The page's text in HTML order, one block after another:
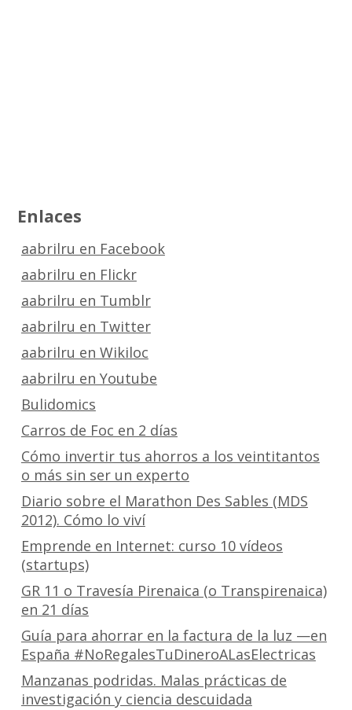
Enlaces
aabrilru en Facebook
aabrilru en Flickr
aabrilru en Tumblr
aabrilru en Twitter
aabrilru en Wikiloc
aabrilru en Youtube
Bulidomics
Carros de Foc en 2 días
Cómo invertir tus ahorros a los veintitantos
o más sin ser un experto
Diario sobre el Marathon Des Sables (MDS
2012). Cómo lo viví
Emprende en Internet: curso 10 vídeos
(startups)
GR 11 o Travesía Pirenaica (o Transpirenaica)
en 21 días
Guía para ahorrar en la factura de la luz —en
España #NoRegalesTuDineroALasElectricas
Manzanas podridas. Malas prácticas de
investigación y ciencia descuidada